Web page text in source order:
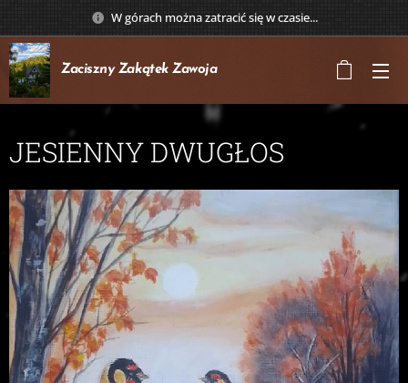
W górach można zatracić się w czasie...
Zaciszny Zakątek Zawoja
JESIENNY DWUGŁOS